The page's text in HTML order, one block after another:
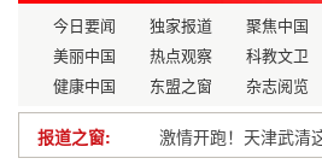
今日要闻 独家报道
聚焦中国
美丽中国
热点观察
科教文卫
健康中国
东盟之窗 杂志阅览
报道之窗:
激情开跑！天津武清